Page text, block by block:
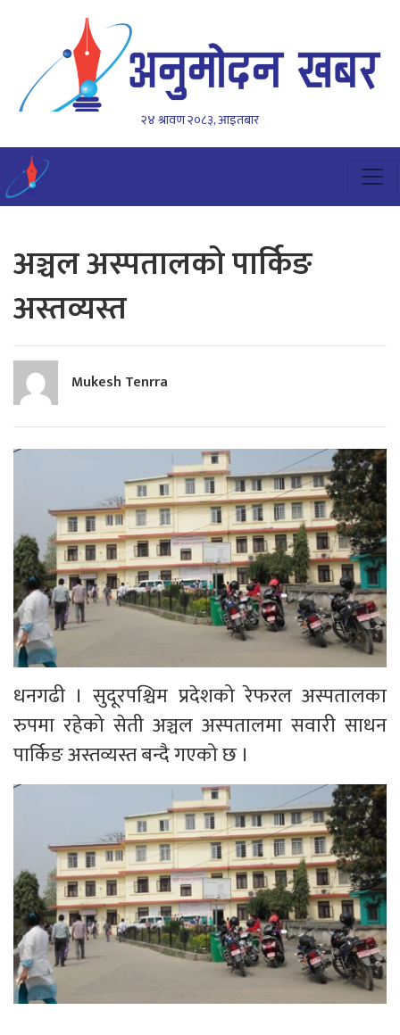
२४ श्रावण २०८३, आइतबार
अञ्चल अस्पतालको पार्किङ
अस्तव्यस्त
Mukesh Tenrra
धनगढी । सुदूरपश्चिम प्रदेशको रेफरल अस्पतालका
रुपमा रहेको सेती अञ्चल अस्पतालमा सवारी साधन
पार्किङ अस्तव्यस्त बन्दै गएको छ ।